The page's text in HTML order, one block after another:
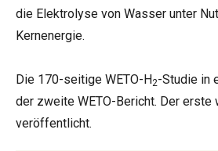
die Elektrolyse von Wasser unter
Kernenergie.
Die 170-seitige WETO-H2-Studie in
der zweite WETO-Bericht. Der erste
veröffentlicht.